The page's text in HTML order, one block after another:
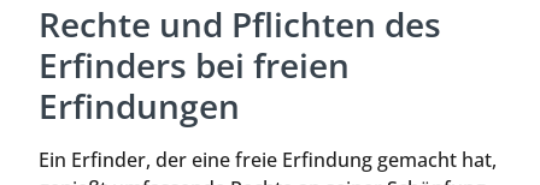
Rechte und Pflichten des
Erfinders bei freien
Erfindungen
Ein Erfinder, der eine freie Erfindung gemacht hat,